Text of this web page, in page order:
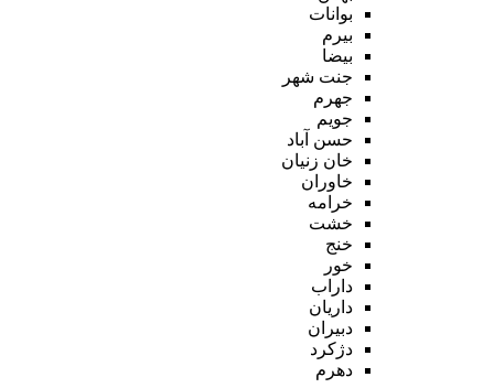
بوانات
بیرم
بیضا
جنت شهر
جهرم
جویم
حسن آباد
خان زنیان
خاوران
خرامه
خشت
خنج
خور
داراب
داریان
دبیران
دژکرد
دهرم